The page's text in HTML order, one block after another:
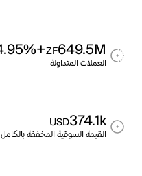
649.5M
ZF
+64.95%
العملات المتداولة
374.1k
USD
القيمة السوقية المخففة بالكامل